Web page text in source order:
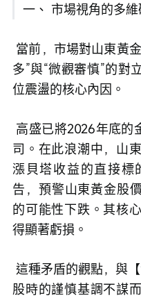
一、 市場視角的多
多”與“微觀審慎”的對
位震盪的核心內因。
司。在此浪潮中，山
漲貝塔收益的直接標
告，預警山東黃金股
的可能性下跌。其核
得顯著虧損。
股時的謹慎基調不謀